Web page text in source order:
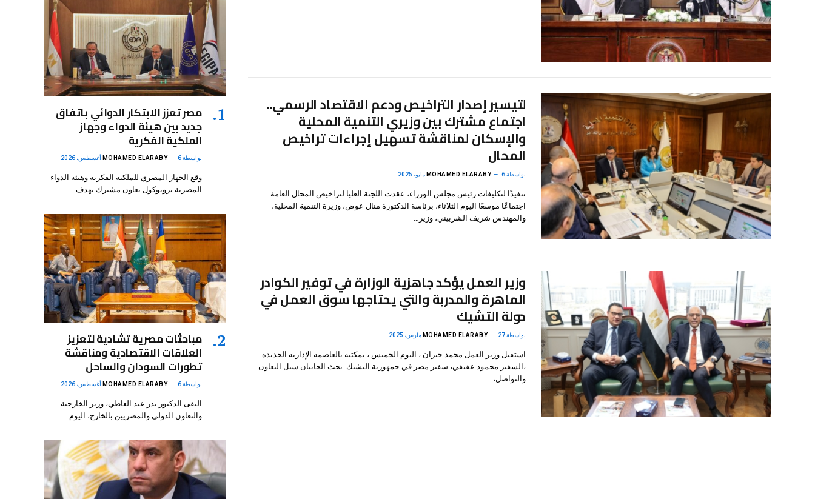
لتيسير إصدار التراخيص ودعم الاقتصاد الرسمي..
اجتماع مشترك بين وزيري التنمية المحلية
والإسكان لمناقشة تسهيل إجراءات تراخيص
المحال
بواسطة MOHAMED ELARABY 6 مايو، 2025
تنفيذًا لتكليفات رئيس مجلس الوزراء، عقدت اللجنة العليا لتراخيص المحال العامة
اجتماعًا موسعًا اليوم الثلاثاء، برئاسة الدكتورة منال عوض، وزيرة التنمية المحلية،
والمهندس شريف الشربيني، وزير…
وزير العمل يؤكد جاهزية الوزارة في توفير الكوادر
الماهرة والمدربة والتي يحتاجها سوق العمل في
دولة التشيك
بواسطة MOHAMED ELARABY 27 مارس، 2025
استقبل وزير العمل محمد جبران ، اليوم الخميس ، بمكتبه بالعاصمة الإدارية الجديدة
،السفير محمود عفيفي، سفير مصر في جمهورية التشيك. بحث الجانبان سبل التعاون
والتواصل،…
مصر تعزز الابتكار الدوائي باتفاق
جديد بين هيئة الدواء وجهاز
الملكية الفكرية
بواسطة MOHAMED ELARABY 6 أغسطس، 2026
وقع الجهاز المصري للملكية الفكرية وهيئة الدواء
المصرية بروتوكول تعاون مشترك يهدف…
مباحثات مصرية تشادية لتعزيز
العلاقات الاقتصادية ومناقشة
تطورات السودان والساحل
بواسطة MOHAMED ELARABY 6 أغسطس، 2026
التقى الدكتور بدر عبد العاطي، وزير الخارجية
والتعاون الدولي والمصريين بالخارج، اليوم…